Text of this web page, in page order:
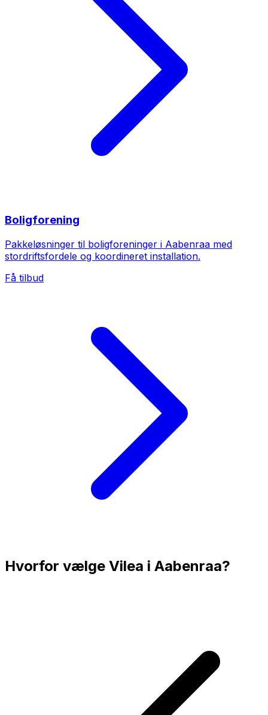
Boligforening
Pakkeløsninger til boligforeninger i Aabenraa med
stordriftsfordele og koordineret installation.
Få tilbud
Hvorfor vælge Vilea i Aabenraa?